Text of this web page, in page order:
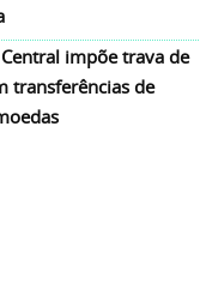
impõe trava de
transferências de